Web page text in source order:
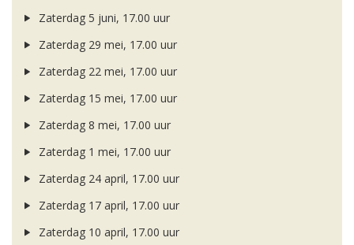
Zaterdag 5 juni, 17.00 uur
Zaterdag 29 mei, 17.00 uur
Zaterdag 22 mei, 17.00 uur
Zaterdag 15 mei, 17.00 uur
Zaterdag 8 mei, 17.00 uur
Zaterdag 1 mei, 17.00 uur
Zaterdag 24 april, 17.00 uur
Zaterdag 17 april, 17.00 uur
Zaterdag 10 april, 17.00 uur